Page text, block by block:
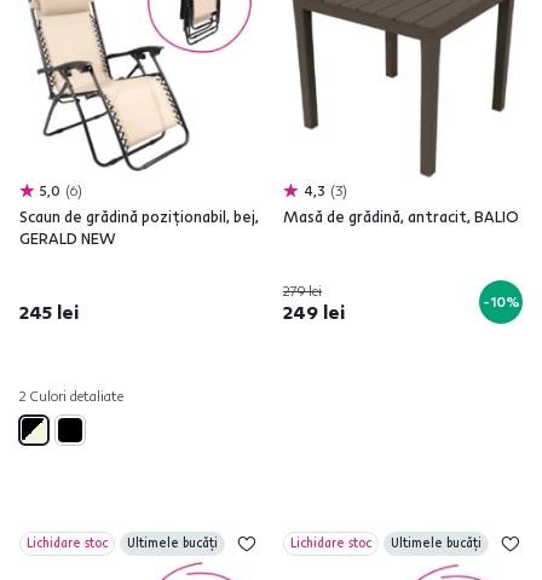
5,0 6
Scaun de grădină poziţionabil, bej,
GERALD NEW
245 lei
2 Culori detaliate
4,3 3
Masă de grădină, antracit, BALIO
279 lei
249 lei -10%
Lichidare stoc Ultimele bucăți Lichidare stoc Ultimele bucăți